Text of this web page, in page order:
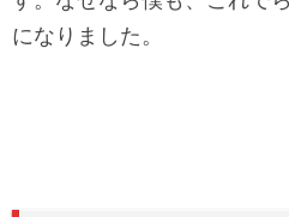
になりました。